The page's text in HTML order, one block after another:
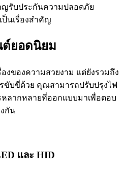
ญรับประกันความปลอดภัย
นเรื่องสำคัญ
ต์ยอดนิยม
องของความสวยงาม แต่ยังรวมถึง
ขับขี่ด้วย คุณสามารถปรับปรุงไฟ
ลากหลายที่ออกแบบมาเพื่อตอบ
กัน
และ HID